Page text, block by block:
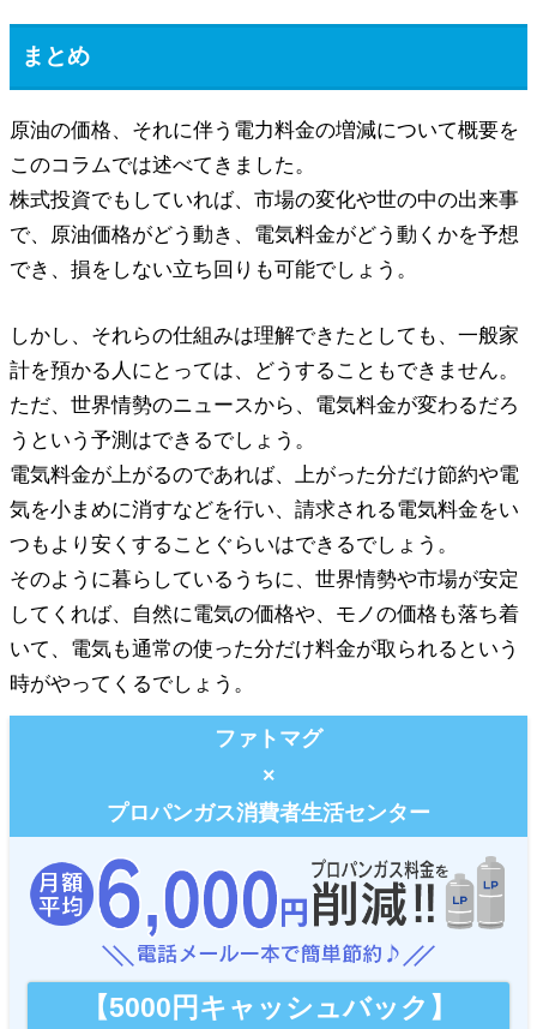
まとめ
原油の価格、それに伴う電力料金の増減について概要を
このコラムでは述べてきました。
株式投資でもしていれば、市場の変化や世の中の出来事
で、原油価格がどう動き、電気料金がどう動くかを予想
でき、損をしない立ち回りも可能でしょう。
しかし、それらの仕組みは理解できたとしても、一般家
計を預かる人にとっては、どうすることもできません。
ただ、世界情勢のニュースから、電気料金が変わるだろ
うという予測はできるでしょう。
電気料金が上がるのであれば、上がった分だけ節約や電
気を小まめに消すなどを行い、請求される電気料金をい
つもより安くすることぐらいはできるでしょう。
そのように暮らしているうちに、世界情勢や市場が安定
してくれば、自然に電気の価格や、モノの価格も落ち着
いて、電気も通常の使った分だけ料金が取られるという
時がやってくるでしょう。
ファトマグ
×
プロパンガス消費者生活センター
【5000円キャッシュバック】